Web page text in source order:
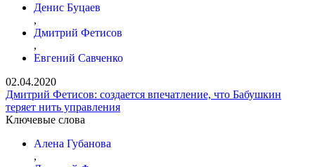
Денис Буцаев
,
Дмитрий Фетисов
,
Евгений Савченко
02.04.2020
Дмитрий Фетисов: cоздается впечатление, что Бабушкин
теряет нить управления
Ключевые слова
Алена Губанова
,